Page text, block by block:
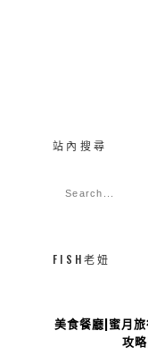
站內搜尋
FISH老妞
美食餐廳|蜜月
攻